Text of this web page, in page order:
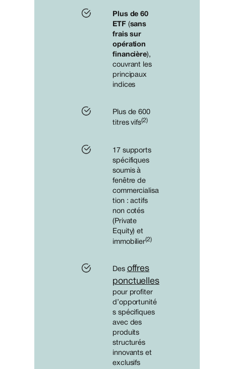
Plus de 60
ETF(sans
frais sur
opération
financière),
couvrant les
principaux
indices
Plus de 600
titres vifs(2)
17 supports
spécifiques
soumis à
fenêtre de
commercialisa
tion : actifs
non cotés
(Private
Equity) et
immobilier(2)
Des offres
ponctuelles
pour profiter
d’opportunité
s spécifiques
avec des
produits
structurés
innovants et
exclusifs